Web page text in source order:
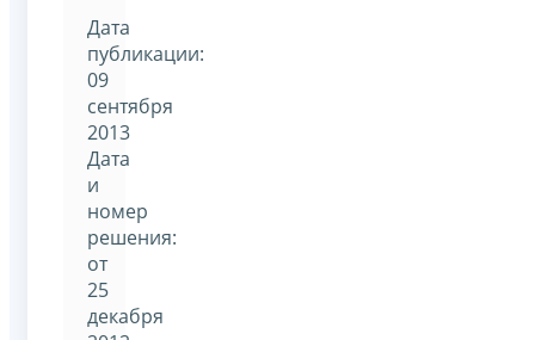
Дата
публикации:
09
сентября
2013
Дата
и
номер
решения:
от
25
декабря